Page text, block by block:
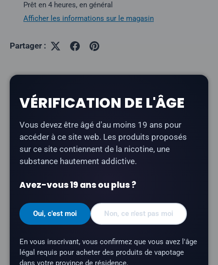
Prêt en 4 heures, en général
Afficher les informations sur le magasin
Partager :
Description
LeSTLTH x Geek Bar 80K à la fraise acidulée et à la
offre un goût de fraise acidulée avec une finale
rafraîchissante et glacée.
Type de produit :Vape jetable rechargeable)
Nombre de bouffées :jusqu'à 80 000
Teneur en nicotine :20 mg/ml
Résistance de la résistance :résistance à
double maillage
VÉRIFICATION DE L'ÂGE
Vous devez être âgé d'au moins 19 ans pour
accéder à ce site web. Les produits proposés
sur ce site contiennent de la nicotine, une
substance hautement addictive.
Avez-vous 19 ans ou plus ?
Oui, c'est moi Non, ce n'est pas moi
En vous inscrivant, vous confirmez que vous avez l'âge
légal requis pour acheter des produits de vapotage
dans votre province de résidence.